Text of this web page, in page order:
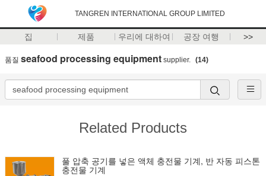
TANGREN INTERNATIONAL GROUP LIMITED
집 제품 우리에 대하여 공장 여행 >>
품질 seafood processing equipment supplier. (14)
Related Products
풀 압축 공기를 넣은 액체 충전물 기계, 반 자동 피스톤
충전물 기계